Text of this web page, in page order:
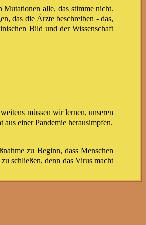
alle, das stimme nicht.
das die Ärzte beschreiben - das,
Bild und der Wissenschaft
müssen wir lernen, unseren
einer Pandemie herausimpfen.
zu Beginn, dass Menschen
schließen, denn das Virus macht